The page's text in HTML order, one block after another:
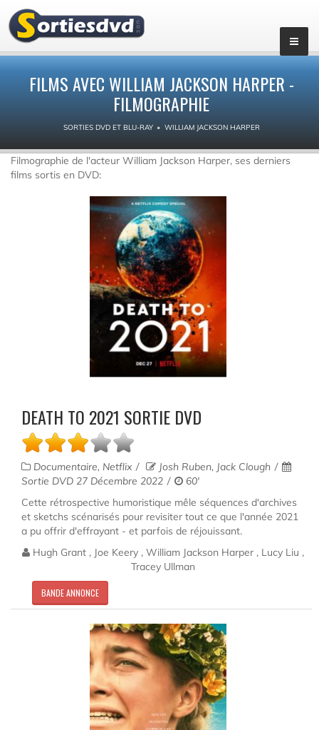
FILMS AVEC WILLIAM JACKSON HARPER -
FILMOGRAPHIE
SORTIES DVD ET BLU-RAY WILLIAM JACKSON HARPER
Filmographie de l'acteur William Jackson Harper, ses derniers
films sortis en DVD:
DEATH TO 2021 SORTIE DVD
Documentaire, Netflix
Josh Ruben, Jack Clough
Sortie DVD 27 Décembre 2022
60'
Cette rétrospective humoristique mêle séquences d'archives
et sketchs scénarisés pour revisiter tout ce que l'année 2021
a pu offrir d'effrayant - et parfois de réjouissant.
Hugh Grant , Joe Keery , William Jackson Harper , Lucy Liu ,
Tracey Ullman
BANDE ANNONCE